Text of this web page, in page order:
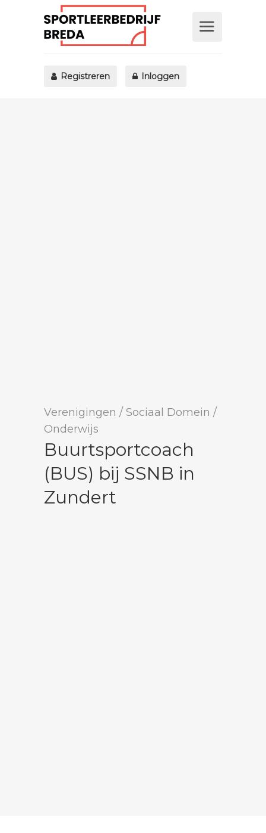
Registreren Inloggen
Verenigingen / Sociaal Domein /
Onderwijs
Buurtsportcoach
(BUS) bij SSNB in
Zundert